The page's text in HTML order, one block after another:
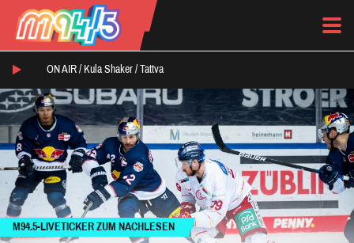
ON AIR / Kula Shaker / Tattva
M94.5-LIVETICKER ZUM NACHLESEN